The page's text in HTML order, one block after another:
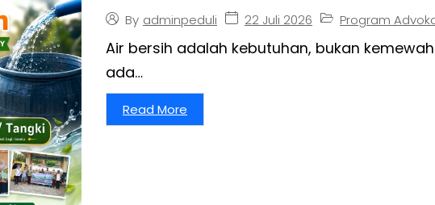
By adminpeduli 22 Juli 2026 Program
Air bersih adalah kebutuhan, bukan
ada…
Read More